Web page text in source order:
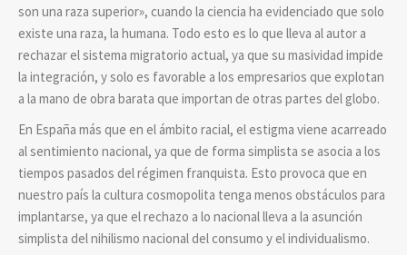
son una raza superior», cuando la ciencia ha evidenciado que solo
existe una raza, la humana. Todo esto es lo que lleva al autor a
rechazar el sistema migratorio actual, ya que su masividad impide
la integración, y solo es favorable a los empresarios que explotan
a la mano de obra barata que importan de otras partes del globo.
En España más que en el ámbito racial, el estigma viene acarreado
al sentimiento nacional, ya que de forma simplista se asocia a los
tiempos pasados del régimen franquista. Esto provoca que en
nuestro país la cultura cosmopolita tenga menos obstáculos para
implantarse, ya que el rechazo a lo nacional lleva a la asunción
simplista del nihilismo nacional del consumo y el individualismo.